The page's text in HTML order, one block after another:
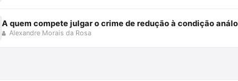
A quem compete julgar o crime de redução à condição
Alexandre Morais da Rosa